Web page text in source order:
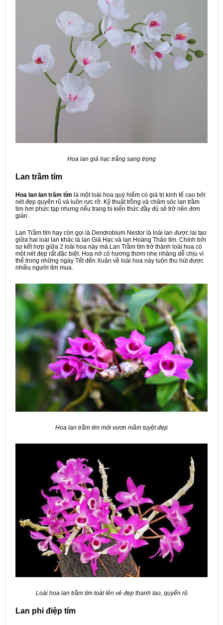
Hoa lan giả hạc trắng sang trọng
Lan trầm tím
Hoa lan lan trầm tím là một loài hoa quý hiếm có giá trị kinh tế cao bởi
nét đẹp quyến rũ và luôn rực rỡ. Kỹ thuật trồng và chăm sóc lan trầm
tím hơi phức tạp nhưng nếu trang bị kiến thức đầy đủ sẽ trở nên đơn
giản.
Lan Trầm tím hay còn gọi là Dendrobium Nestor là loài lan được lai tạo
giữa hai loài lan khác là lan Giả Hạc và lan Hoàng Thảo tím. Chính bởi
sự kết hợp giữa 2 loài hoa này mà Lan Trầm tím trở thành loài hoa có
một nét đẹp rất đặc biệt. Hoa nở có hương thơm nhẹ nhàng dễ chịu vì
thế trong những ngày Tết đến Xuân về loài hoa này luôn thu hút được
nhiều người tìm mua.
Hoa lan trầm tím mới vươn mầm tuyệt đẹp
Loài hoa lan trầm tím toát lên vẻ đẹp thanh tao, quyến rũ
Lan phi điệp tím